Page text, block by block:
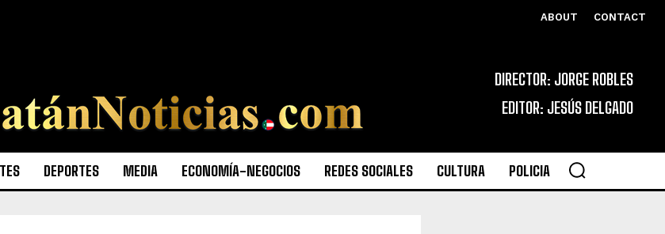
ABOUT CONTACT
DIRECTOR: JORGE ROBLES
EDITOR: JESÚS DELGADO
DEPORTES MEDIA ECONOMÍA-NEGOCIOS REDES SOCIALES CULTURA POLICIA